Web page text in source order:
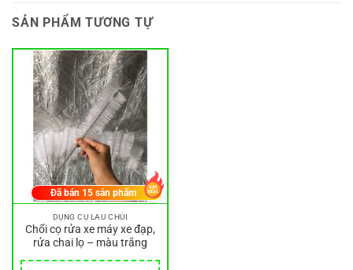
SẢN PHẨM TƯƠNG TỰ
DỤNG CỤ LAU CHÙI
Chổi cọ rửa xe máy xe đạp,
rửa chai lọ – màu trắng
Đã bán 15sản phẩm